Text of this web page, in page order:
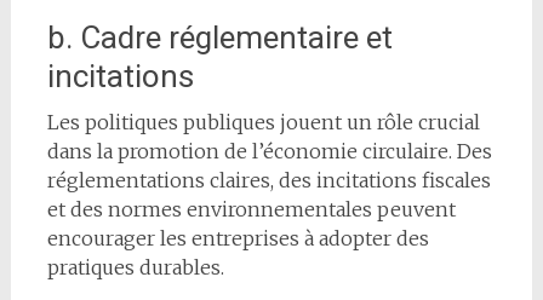
b. Cadre réglementaire et
incitations
Les politiques publiques jouent un rôle crucial
dans la promotion de l’économie circulaire. Des
réglementations claires, des incitations fiscales
et des normes environnementales peuvent
encourager les entreprises à adopter des
pratiques durables.